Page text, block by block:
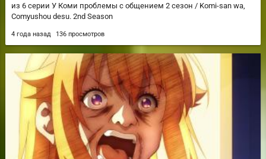
из 6 серии У Коми проблемы с общением 2 сезон / Komi-san wa,
Comyushou desu. 2nd Season
4 года назад 136 просмотров